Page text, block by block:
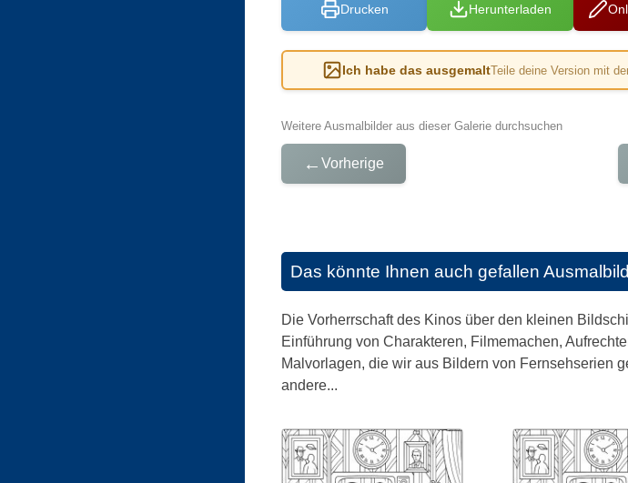
Drucken Herunterladen
Ich habe das ausgemaltTeile deine Version mit
Weitere Ausmalbilder aus dieser Galerie durchsuchen
← Vorherige
Das könnte Ihnen auch gefallen
Die Vorherrschaft des Kinos über den kleinen
Einführung von Charakteren, Filmemachen,
Malvorlagen, die wir aus Bildern von Fernsehserien
andere...